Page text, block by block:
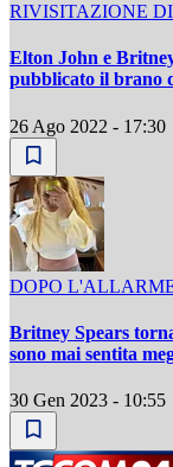
RIVISITAZIONE
Elton John e
pubblicato il brano
26 Ago 2022 - 17:30
DOPO
Britney Spears
sono mai sentita
30 Gen 2023 - 10:55